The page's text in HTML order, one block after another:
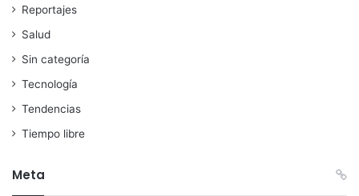
Reportajes
Salud
Sin categoría
Tecnología
Tendencias
Tiempo libre
Meta